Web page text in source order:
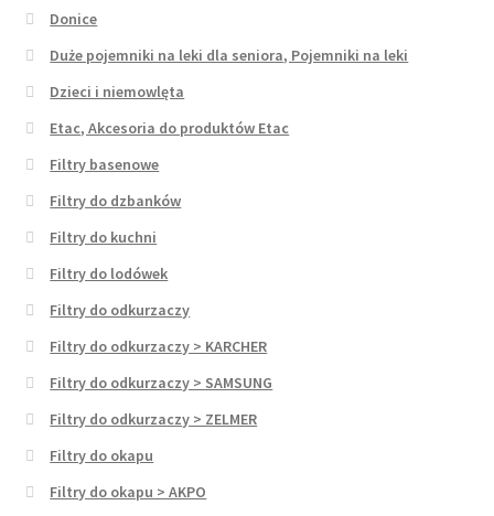
Donice
Duże pojemniki na leki dla seniora, Pojemniki na leki
Dzieci i niemowlęta
Etac, Akcesoria do produktów Etac
Filtry basenowe
Filtry do dzbanków
Filtry do kuchni
Filtry do lodówek
Filtry do odkurzaczy
Filtry do odkurzaczy > KARCHER
Filtry do odkurzaczy > SAMSUNG
Filtry do odkurzaczy > ZELMER
Filtry do okapu
Filtry do okapu > AKPO